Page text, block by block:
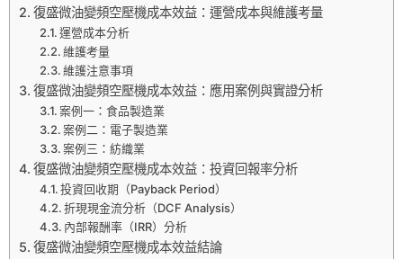
復盛微油變頻空壓機成本效益：運營成本與維護考量
運營成本分析
維護考量
維護注意事項
復盛微油變頻空壓機成本效益：應用案例與實證分析
案例一：食品製造業
案例二：電子製造業
案例三：紡織業
復盛微油變頻空壓機成本效益：投資回報率分析
投資回收期（Payback Period）
折現現金流分析（DCF Analysis）
內部報酬率（IRR）分析
復盛微油變頻空壓機成本效益結論